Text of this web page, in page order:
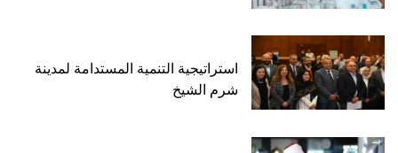
استراتيجية التنمية المستدامة لمدينة
شرم الشيخ